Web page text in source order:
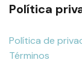
Política
Política de
Términos